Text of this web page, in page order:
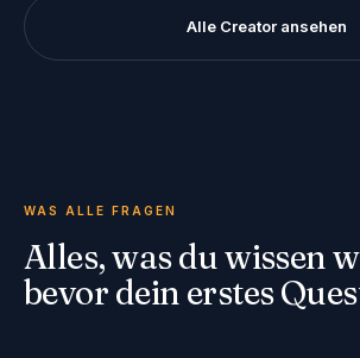
Alle Creator ansehen
WAS ALLE FRAGEN
Alles, was du wissen
bevor dein erstes